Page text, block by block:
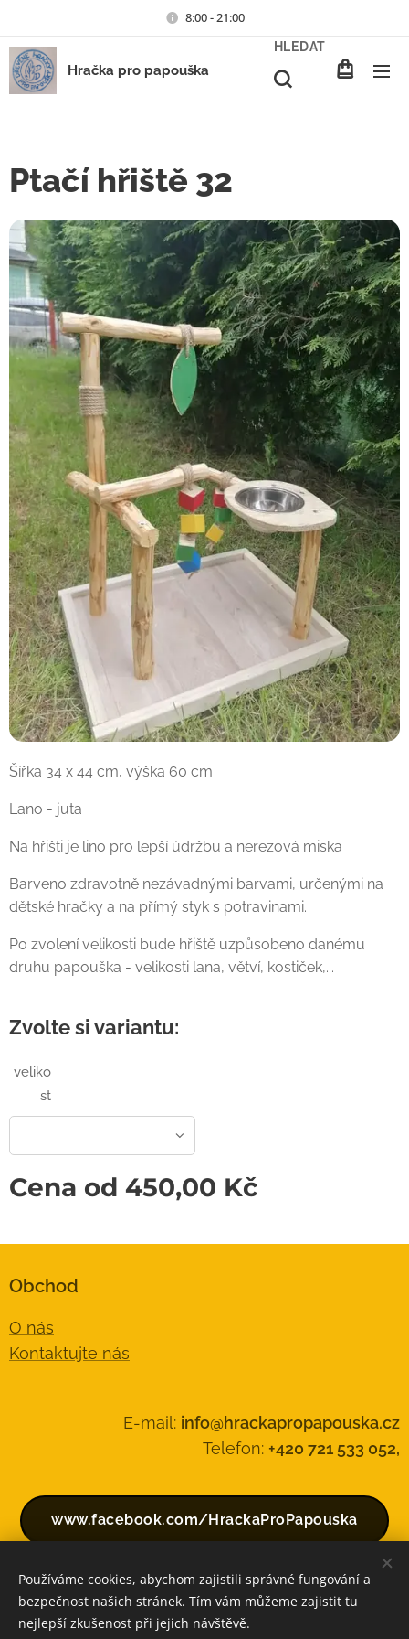
8:00 - 21:00
Hračka pro papouška
HLEDAT
Ptačí hřiště 32
Šířka 34 x 44 cm, výška 60 cm
Lano - juta
Na hřišti je lino pro lepší údržbu a nerezová miska
Barveno zdravotně nezávadnými barvami, určenými na
dětské hračky a na přímý styk s potravinami.
Po zvolení velikosti bude hřiště uzpůsobeno danému
druhu papouška - velikosti lana, větví, kostiček,...
Zvolte si variantu:
veliko
st
Cena od 450,00 Kč
Obchod
O nás
Kontaktujte nás
E-mail: info@hrackapropapouska.cz
Telefon: +420 721 533 052,
www.facebook.com/HrackaProPapouska
Vytvořeno službouWebnode Cookies
Používáme cookies, abychom zajistili správné fungování a
bezpečnost našich stránek. Tím vám můžeme zajistit tu
nejlepší zkušenost při jejich návštěvě.